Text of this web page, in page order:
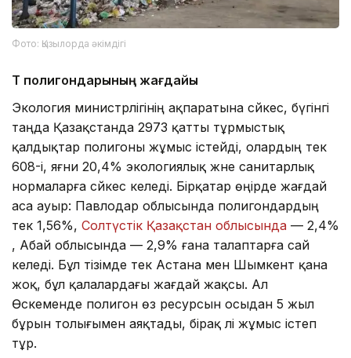
Фото: Қызылорда әкімдігі
ҚТҚ полигондарының жағдайы
Экология министрлігінің ақпаратына сәйкес, бүгінгі
таңда Қазақстанда 2973 қатты тұрмыстық
қалдықтар полигоны жұмыс істейді, олардың тек
608-і, яғни 20,4% экологиялық және санитарлық
нормаларға сәйкес келеді. Бірқатар өңірде жағдай
аса ауыр: Павлодар облысында полигондардың
тек 1,56%, Солтүстік Қазақстан облысында — 2,4%
, Абай облысында — 2,9% ғана талаптарға сай
келеді. Бұл тізімде тек Астана мен Шымкент қана
жоқ, бұл қалалардағы жағдай жақсы. Ал
Өскеменде полигон өз ресурсын осыдан 5 жыл
бұрын толығымен аяқтады, бірақ әлі жұмыс істеп
тұр.